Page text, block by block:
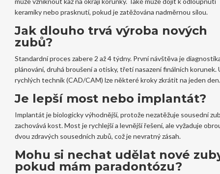
keramiky nebo prasknutí, pokud je zatěžována nadměrnou silou.
Jak dlouho trvá výroba nových
zubů?
Standardní proces zabere 2 až 4 týdny. První návštěva je
plánování, druhá broušení a otisky, třetí nasazení finálních korunek.
rychlých technik (CAD/CAM) lze některé kroky zkrátit na jeden den.
Je lepší most nebo implantát?
Implantát je biologicky výhodnější, protože nezatěžuje sousední
zachovává kost. Most je rychlejší a levnější řešení, ale vyžaduje
dvou zdravých sousedních zubů, což je nevratný zásah.
Mohu si nechat udělat nové
pokud mám paradontózu?